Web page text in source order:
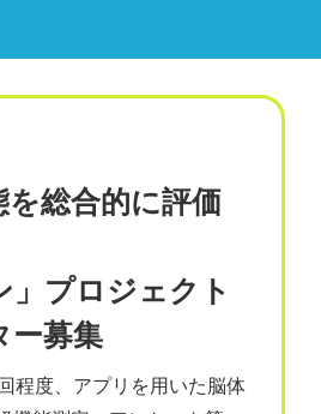
を総合的に評価
」プロジェクト
ー募集
程度、アプリを用いた脳体